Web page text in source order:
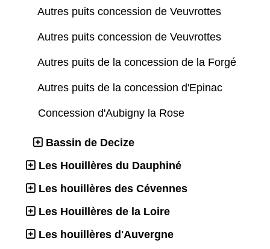
Autres puits concession de Veuvrottes
Autres puits concession de Veuvrottes
Autres puits de la concession de la Forgé
Autres puits de la concession d'Epinac
Concession d'Aubigny la Rose
Bassin de Decize
Les Houillères du Dauphiné
Les houillères des Cévennes
Les Houillères de la Loire
Les houillères d'Auvergne